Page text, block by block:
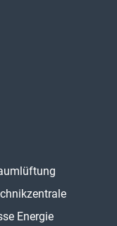
Energie